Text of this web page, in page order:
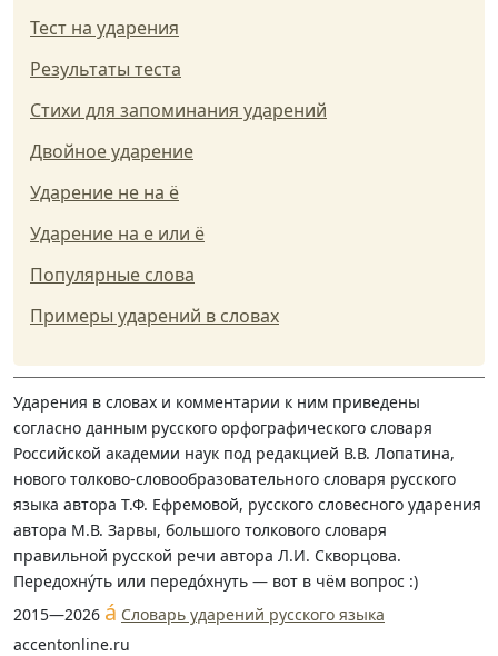
Тест на ударения
Результаты теста
Стихи для запоминания ударений
Двойное ударение
Ударение не на ё
Ударение на е или ё
Популярные слова
Примеры ударений в словах
Ударения в словах и комментарии к ним приведены
согласно данным русского орфографического словаря
Российской академии наук под редакцией В.В. Лопатина,
нового толково-словообразовательного словаря русского
языка автора Т.Ф. Ефремовой, русского словесного ударения
автора М.В. Зарвы, большого толкового словаря
правильной русской речи автора Л.И. Скворцова.
Передохну́ть или передо́хнуть — вот в чём вопрос :)
2015—2026 á Словарь ударений русского языка
accentonline.ru